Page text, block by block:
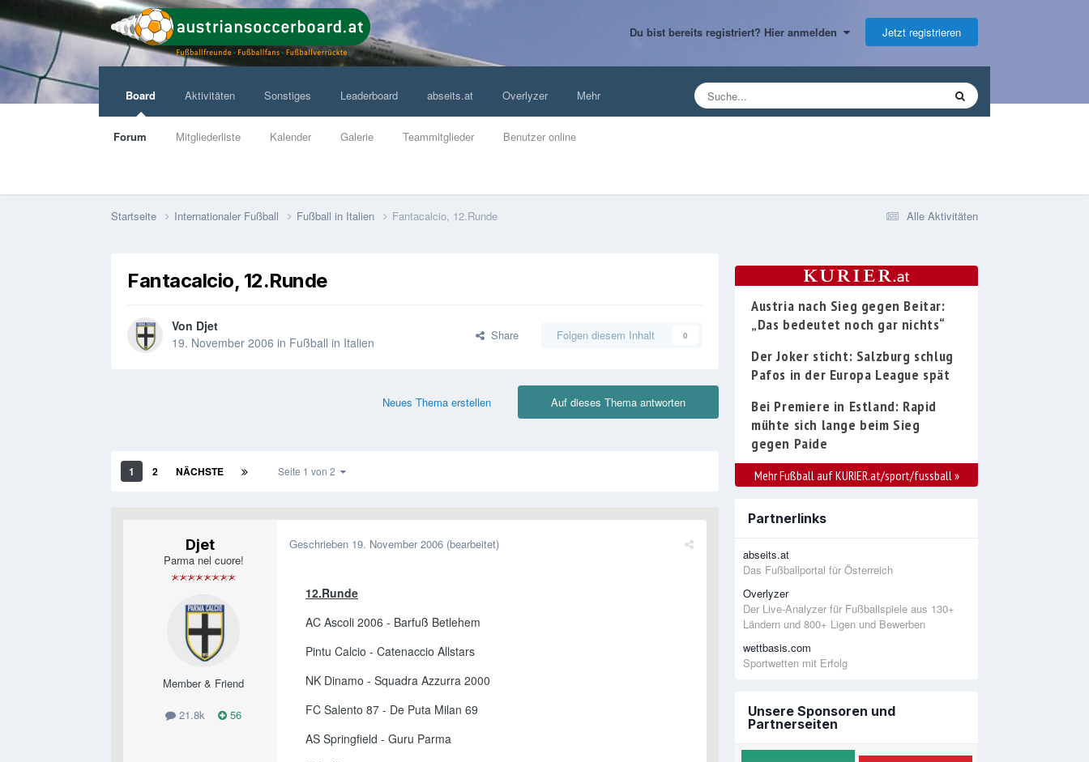
Du bist bereits registriert? Hier anmelden Jetzt registrieren
Board
Forum Mitgliederliste Kalender Galerie Teammitglieder Benutzer online
Aktivitäten Sonstiges Leaderboard abseits.at Overlyzer Mehr
Alle Aktivitäten
Startseite Internationaler Fußball Fußball in Italien Fantacalcio, 12.Runde
Fantacalcio, 12.Runde
Von Djet
19. November 2006 in Fußball in Italien Share Folgen diesem Inhalt 0
Auf dieses Thema antworten
Neues Thema erstellen
1 2 NÄCHSTE Seite 1 von 2
Djet
Parma nel cuore!
Member & Friend
21.8k 56
Geschrieben 19. November 2006 (bearbeitet)
12.Runde
AC Ascoli 2006 - Barfuß Betlehem
Pintu Calcio - Catenaccio Allstars
NK Dinamo - Squadra Azzurra 2000
FC Salento 87 - De Puta Milan 69
AS Springfield - Guru Parma
Austria nach Sieg gegen Beitar:
„Das bedeutet noch gar nichts“
Der Joker sticht: Salzburg schlug
Pafos in der Europa League spät
Bei Premiere in Estland: Rapid
mühte sich lange beim Sieg
gegen Paide
Mehr Fußball auf KURIER.at/sport/fussball »
Partnerlinks
abseits.at
Das Fußballportal für Österreich
Overlyzer
Der Live-Analyzer für Fußballspiele aus 130+
Ländern und 800+ Ligen und Bewerben
wettbasis.com
Sportwetten mit Erfolg
Unsere Sponsoren und
Partnerseiten